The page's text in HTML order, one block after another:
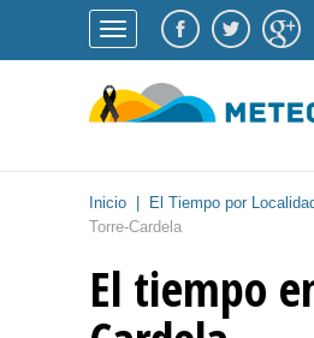
Inicio El Tiempo por
Torre-Cardela
El tiempo